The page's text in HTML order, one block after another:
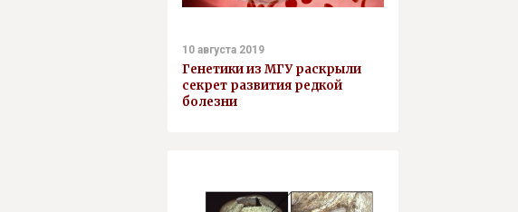
10 августа 2019
Генетики из МГУ раскрыли
секрет развития редкой
болезни